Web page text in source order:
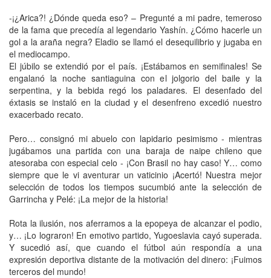
-¡¿Arica?! ¿Dónde queda eso? – Pregunté a mi padre, temeroso
de la fama que precedía al legendario Yashín. ¿Cómo hacerle un
gol a la araña negra? Eladio se llamó el desequilibrio y jugaba en
el mediocampo.
El júbilo se extendió por el país. ¡Estábamos en semifinales! Se
engalanó la noche santiaguina con el jolgorio del baile y la
serpentina, y la bebida regó los paladares. El desenfado del
éxtasis se instaló en la ciudad y el desenfreno excedió nuestro
exacerbado recato.
Pero… consignó mi abuelo con lapidario pesimismo - mientras
jugábamos una partida con una baraja de naipe chileno que
atesoraba con especial celo - ¡Con Brasil no hay caso! Y… como
siempre que le vi aventurar un vaticinio ¡Acertó! Nuestra mejor
selección de todos los tiempos sucumbió ante la selección de
Garrincha y Pelé: ¡La mejor de la historia!
Rota la ilusión, nos aferramos a la epopeya de alcanzar el podio,
y… ¡Lo lograron! En emotivo partido, Yugoeslavia cayó superada.
Y sucedió así, que cuando el fútbol aún respondía a una
expresión deportiva distante de la motivación del dinero: ¡Fuimos
terceros del mundo!